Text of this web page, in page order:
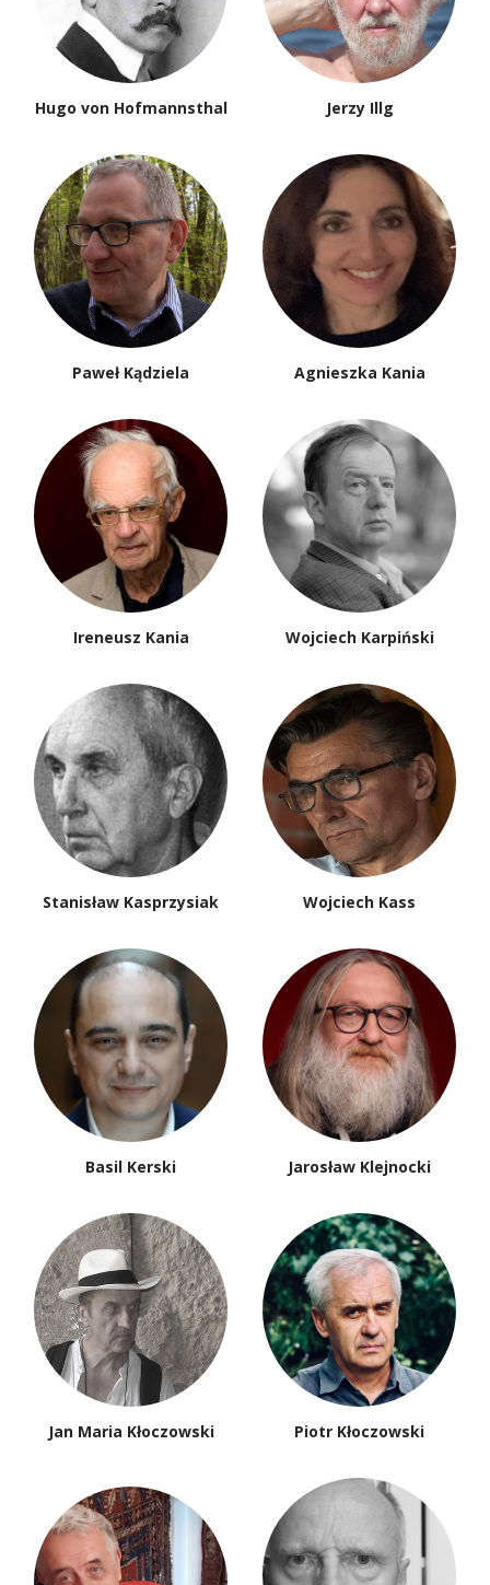
Marek Pacukiewicz Bohdan Paczowski
Agnieszka Papieska Robert Papieski
Przemysław Pawlak Anna Piwkowska
Ewa Pobłocka Adam Poprawa
Marek Radziwon Joanna Rolińska
Alicja Rosé Marcin Sabiniewicz